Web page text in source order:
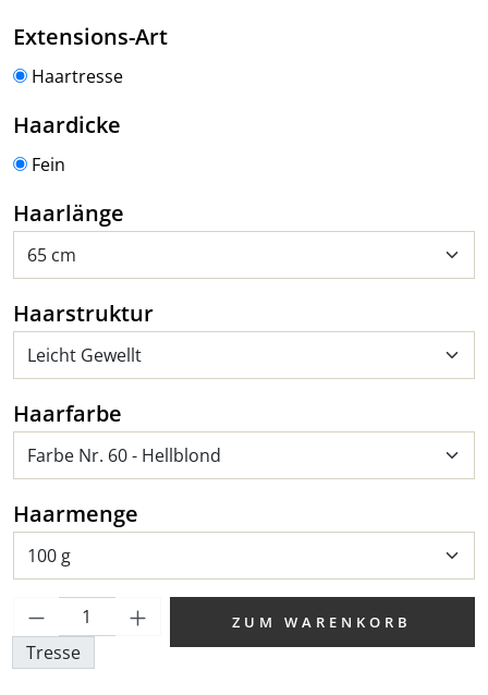
Extensions-Artauswählen
Haartresse
Haardicke
Fein
Haarlänge
Haarstrukturauswählen
Haarfarbe
Haarmenge
Produkt Anzahl: Gib den gewünschten
Tresse
ZUM WARENKORB